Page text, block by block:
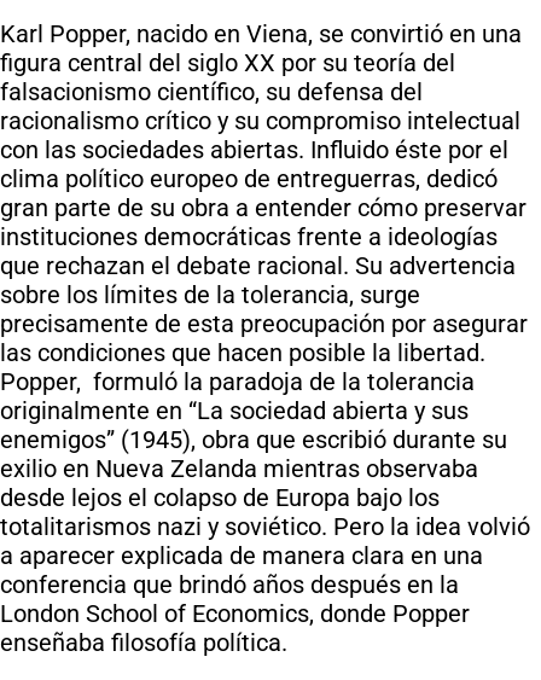
Karl Popper, nacido en Viena, se convirtió en una
figura central del siglo XX por su teoría del
falsacionismo científico, su defensa del
racionalismo crítico y su compromiso intelectual
con las sociedades abiertas. Influido éste por el
clima político europeo de entreguerras, dedicó
gran parte de su obra a entender cómo preservar
instituciones democráticas frente a ideologías
que rechazan el debate racional. Su advertencia
sobre los límites de la tolerancia, surge
precisamente de esta preocupación por asegurar
las condiciones que hacen posible la libertad.
Popper, formuló la paradoja de la tolerancia
originalmente en “La sociedad abierta y sus
enemigos” (1945), obra que escribió durante su
exilio en Nueva Zelanda mientras observaba
desde lejos el colapso de Europa bajo los
totalitarismos nazi y soviético. Pero la idea volvió
a aparecer explicada de manera clara en una
conferencia que brindó años después en la
London School of Economics, donde Popper
enseñaba filosofía política.